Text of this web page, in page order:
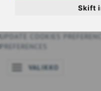
Skift
UPDATE COOKIES
PREFERENCES
VAIHDA NAVIGOINNIN
VALIKKO